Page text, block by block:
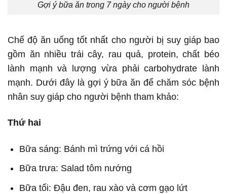
Gợi ý bữa ăn trong 7 ngày cho người bệnh
Chế độ ăn uống tốt nhất cho người bị suy giáp bao
gồm ăn nhiều trái cây, rau quả, protein, chất béo
lành mạnh và lượng vừa phải carbohydrate lành
mạnh. Dưới đây là gợi ý bữa ăn để chăm sóc bệnh
nhân suy giáp cho người bệnh tham khảo:
Thứ hai
Bữa sáng: Bánh mì trứng với cá hồi
Bữa trưa: Salad tôm nướng
Bữa tối: Đậu đen, rau xào và cơm gạo lứt